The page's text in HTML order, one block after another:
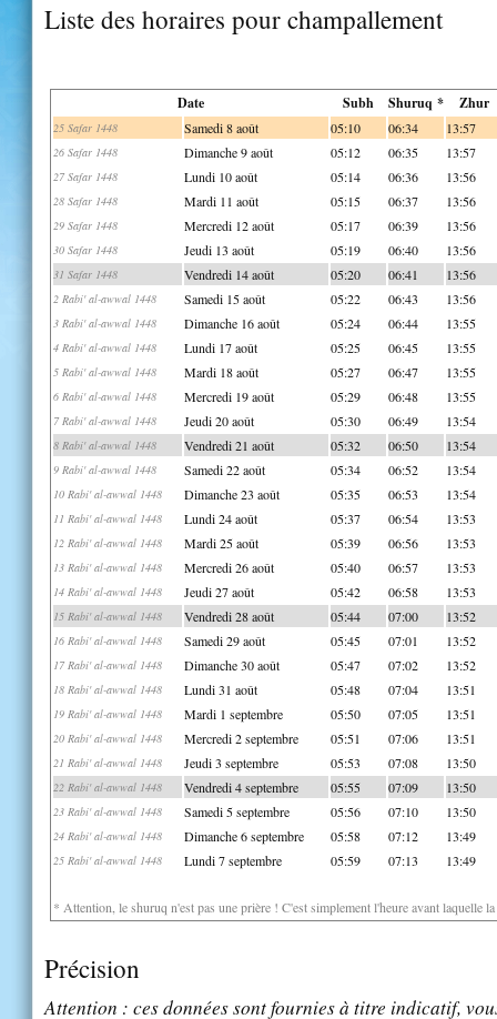
Liste des horaires pour champallement
Date Subh Shuruq * Zhur
25 Safar 1448 Samedi 8 août 05:10 06:34 13:57
26 Safar 1448 Dimanche 9 août 05:12 06:35 13:57
27 Safar 1448 Lundi 10 août 05:14 06:36 13:56
28 Safar 1448 Mardi 11 août 05:15 06:37 13:56
29 Safar 1448 Mercredi 12 août 05:17 06:39 13:56
30 Safar 1448 Jeudi 13 août 05:19 06:40 13:56
31 Safar 1448 Vendredi 14 août 05:20 06:41 13:56
2 Rabi' al-awwal 1448 Samedi 15 août 05:22 06:43 13:56
3 Rabi' al-awwal 1448 Dimanche 16 août 05:24 06:44 13:55
4 Rabi' al-awwal 1448 Lundi 17 août 05:25 06:45 13:55
5 Rabi' al-awwal 1448 Mardi 18 août 05:27 06:47 13:55
6 Rabi' al-awwal 1448 Mercredi 19 août 05:29 06:48 13:55
7 Rabi' al-awwal 1448 Jeudi 20 août 05:30 06:49 13:54
8 Rabi' al-awwal 1448 Vendredi 21 août 05:32 06:50 13:54
9 Rabi' al-awwal 1448 Samedi 22 août 05:34 06:52 13:54
10 Rabi' al-awwal 1448 Dimanche 23 août 05:35 06:53 13:54
11 Rabi' al-awwal 1448 Lundi 24 août 05:37 06:54 13:53
12 Rabi' al-awwal 1448 Mardi 25 août 05:39 06:56 13:53
13 Rabi' al-awwal 1448 Mercredi 26 août 05:40 06:57 13:53
14 Rabi' al-awwal 1448 Jeudi 27 août 05:42 06:58 13:53
15 Rabi' al-awwal 1448 Vendredi 28 août 05:44 07:00 13:52
16 Rabi' al-awwal 1448 Samedi 29 août 05:45 07:01 13:52
17 Rabi' al-awwal 1448 Dimanche 30 août 05:47 07:02 13:52
18 Rabi' al-awwal 1448 Lundi 31 août 05:48 07:04 13:51
19 Rabi' al-awwal 1448 Mardi 1 septembre 05:50 07:05 13:51
20 Rabi' al-awwal 1448 Mercredi 2 septembre 05:51 07:06 13:51
21 Rabi' al-awwal 1448 Jeudi 3 septembre 05:53 07:08 13:50
22 Rabi' al-awwal 1448 Vendredi 4 septembre 05:55 07:09 13:50
23 Rabi' al-awwal 1448 Samedi 5 septembre 05:56 07:10 13:50
24 Rabi' al-awwal 1448 Dimanche 6 septembre 05:58 07:12 13:49
25 Rabi' al-awwal 1448 Lundi 7 septembre 05:59 07:13 13:49
* Attention, le shuruq n'est pas une prière ! C'est simplement l'heure avant laquelle
Précision
Attention : ces données sont fournies à titre indicatif,